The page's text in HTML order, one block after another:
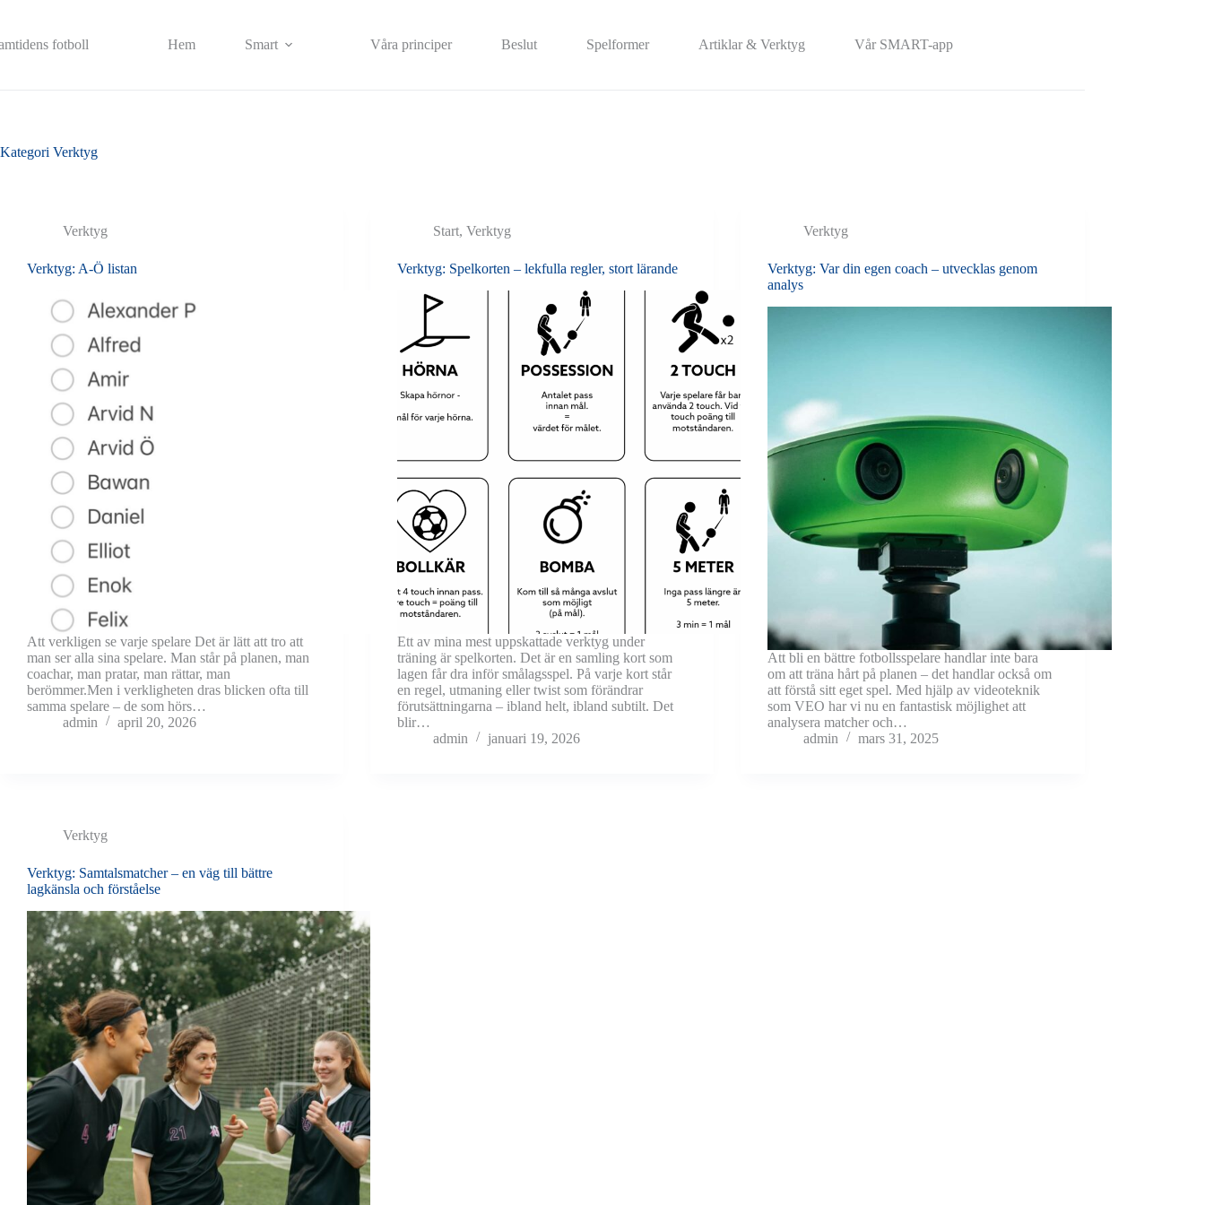
content
fotboll Hem Smart Våra principer Beslut Spelformer Artiklar & Verktyg Vår SMART-app
Kategori Verktyg
Verktyg
Verktyg: A-Ö listan
Att verkligen se varje spelare Det är lätt att tro att
man ser alla sina spelare. Man står på planen, man
coachar, man pratar, man rättar, man
berömmer.Men i verkligheten dras blicken ofta till
samma spelare – de som hörs…
admin
april 20, 2026
Start,Verktyg
Verktyg: Spelkorten – lekfulla regler, stort lärande
Ett av mina mest uppskattade verktyg under
träning är spelkorten. Det är en samling kort som
lagen får dra inför smålagsspel. På varje kort står
en regel, utmaning eller twist som förändrar
förutsättningarna – ibland helt, ibland subtilt. Det
blir…
admin
januari 19, 2026
Verktyg
Verktyg: Var din egen coach – utvecklas genom
analys
Att bli en bättre fotbollsspelare handlar inte bara
om att träna hårt på planen – det handlar också om
att förstå sitt eget spel. Med hjälp av videoteknik
som VEO har vi nu en fantastisk möjlighet att
analysera matcher och…
admin
mars 31, 2025
Verktyg
Verktyg: Samtalsmatcher – en väg till bättre
lagkänsla och förståelse